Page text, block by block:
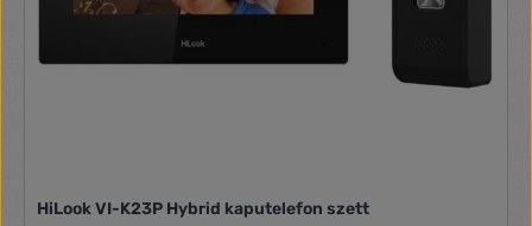
HiLook VI-K23P Hybrid kaputelefon szett